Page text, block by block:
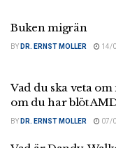
Buken migrän
BY DR. ERNST MOLLER 14/
Vad du ska veta
om du har blöt
BY DR. ERNST MOLLER 07/